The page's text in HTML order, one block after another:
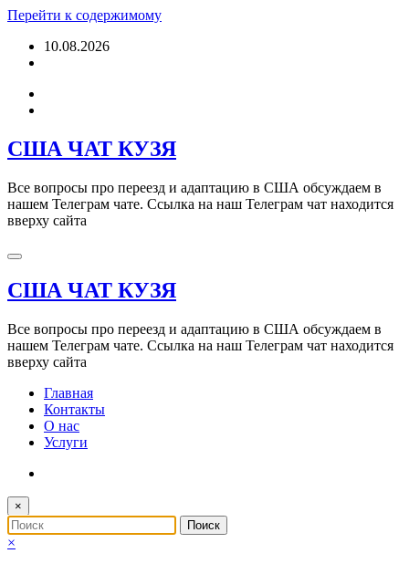
Перейти к содержимому
10.08.2026
США ЧАТ КУЗЯ
Все вопросы про переезд и адаптацию в США обсуждаем в
нашем Телеграм чате. Ссылка на наш Телеграм чат находится
вверху сайта
США ЧАТ КУЗЯ
Все вопросы про переезд и адаптацию в США обсуждаем в
нашем Телеграм чате. Ссылка на наш Телеграм чат находится
вверху сайта
Главная
Контакты
О нас
Услуги
×
×